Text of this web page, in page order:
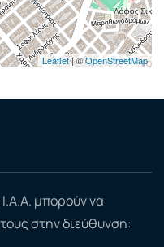
Leaflet| ©OpenStreetMap
μπορούν να
στην διεύθυνση: